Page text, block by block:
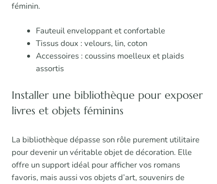
féminin.
Fauteuil enveloppant et confortable
Tissus doux : velours, lin, coton
Accessoires : coussins moelleux et plaids
assortis
Installer une bibliothèque pour exposer
livres et objets féminins
La bibliothèque dépasse son rôle purement utilitaire
pour devenir un véritable objet de décoration. Elle
offre un support idéal pour afficher vos romans
favoris, mais aussi vos objets d’art, souvenirs de